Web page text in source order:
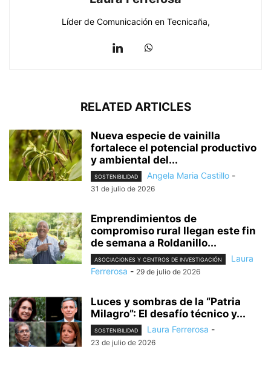
Líder de Comunicación en Tecnicaña,
RELATED ARTICLES
Nueva especie de vainilla
fortalece el potencial productivo
y ambiental del...
SOSTENIBILIDAD Angela Maria Castillo -
31 de julio de 2026
Emprendimientos de
compromiso rural llegan este fin
de semana a Roldanillo...
ASOCIACIONES Y CENTROS DE INVESTIGACIÓN
Laura
Ferrerosa - 29 de julio de 2026
Luces y sombras de la “Patria
Milagro”: El desafío técnico y...
SOSTENIBILIDAD Laura Ferrerosa -
23 de julio de 2026